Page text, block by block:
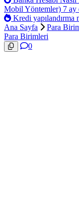
Mobil Yöntemler) 7 ay
Kredi yapılandırma
Ana Sayfa
Para
Para Birimleri
0